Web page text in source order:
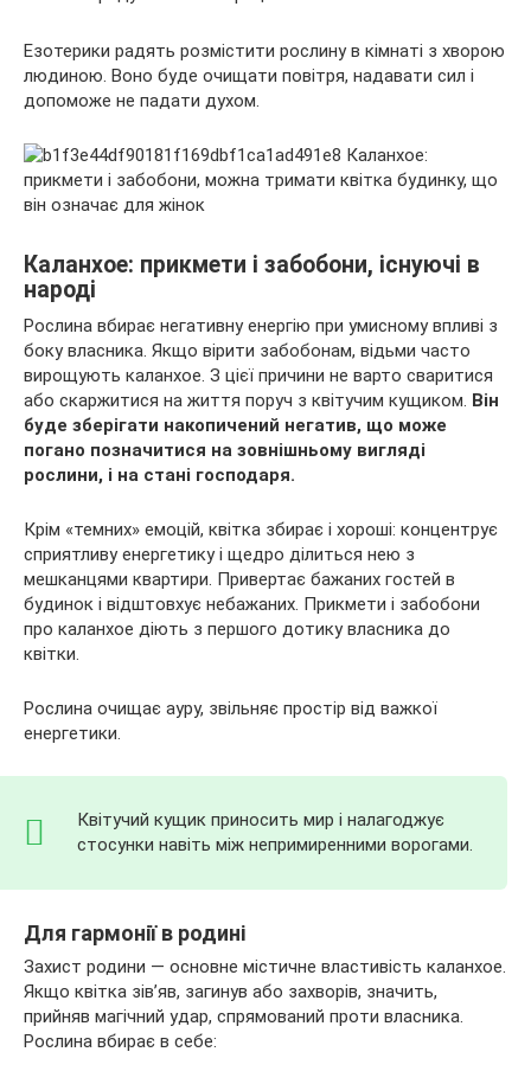
Езотерики радять розмістити рослину в кімнаті з хворою
людиною. Воно буде очищати повітря, надавати сил і
допоможе не падати духом.
Каланхое: прикмети і забобони, існуючі в
народі
Рослина вбирає негативну енергію при умисному впливі з
боку власника. Якщо вірити забобонам, відьми часто
вирощують каланхое. З цієї причини не варто сваритися
або скаржитися на життя поруч з квітучим кущиком. Він
буде зберігати накопичений негатив, що може
погано позначитися на зовнішньому вигляді
рослини, і на стані господаря.
Крім «темних» емоцій, квітка збирає і хороші: концентрує
сприятливу енергетику і щедро ділиться нею з
мешканцями квартири. Привертає бажаних гостей в
будинок і відштовхує небажаних. Прикмети і забобони
про каланхое діють з першого дотику власника до
квітки.
Рослина очищає ауру, звільняє простір від важкої
енергетики.
Квітучий кущик приносить мир і налагоджує
стосунки навіть між непримиренними ворогами.
Для гармонії в родині
Захист родини — основне містичне властивість каланхое.
Якщо квітка зів’яв, загинув або захворів, значить,
прийняв магічний удар, спрямований проти власника.
Рослина вбирає в себе: